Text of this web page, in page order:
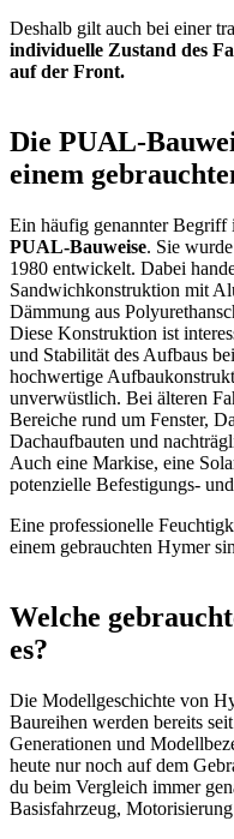
Deshalb gilt auch bei einer
individuelle Zustand des
auf der Front.
Die PUAL-
einem
Ein häufig genannter Begriff
PUAL-Bauweise. Sie
1980 entwickelt. Dabei
Sandwichkonstruktion mit
Dämmung aus
Diese Konstruktion ist
und Stabilität des Aufbaus
hochwertige
unverwüstlich. Bei älteren
Bereiche rund um Fenster,
Dachaufbauten und
Auch eine Markise, eine
potenzielle Befestigungs-
Eine professionelle
einem gebrauchten Hymer
Welche
es?
Die Modellgeschichte von
Baureihen werden bereits
Generationen und
heute nur noch auf dem
du beim Vergleich immer
Basisfahrzeug,